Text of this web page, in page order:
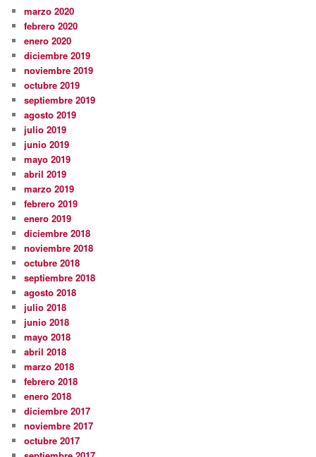
marzo 2020
febrero 2020
enero 2020
diciembre 2019
noviembre 2019
octubre 2019
septiembre 2019
agosto 2019
julio 2019
junio 2019
mayo 2019
abril 2019
marzo 2019
febrero 2019
enero 2019
diciembre 2018
noviembre 2018
octubre 2018
septiembre 2018
agosto 2018
julio 2018
junio 2018
mayo 2018
abril 2018
marzo 2018
febrero 2018
enero 2018
diciembre 2017
noviembre 2017
octubre 2017